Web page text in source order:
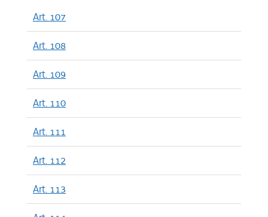
Art. 107
Art. 108
Art. 109
Art. 110
Art. 111
Art. 112
Art. 113